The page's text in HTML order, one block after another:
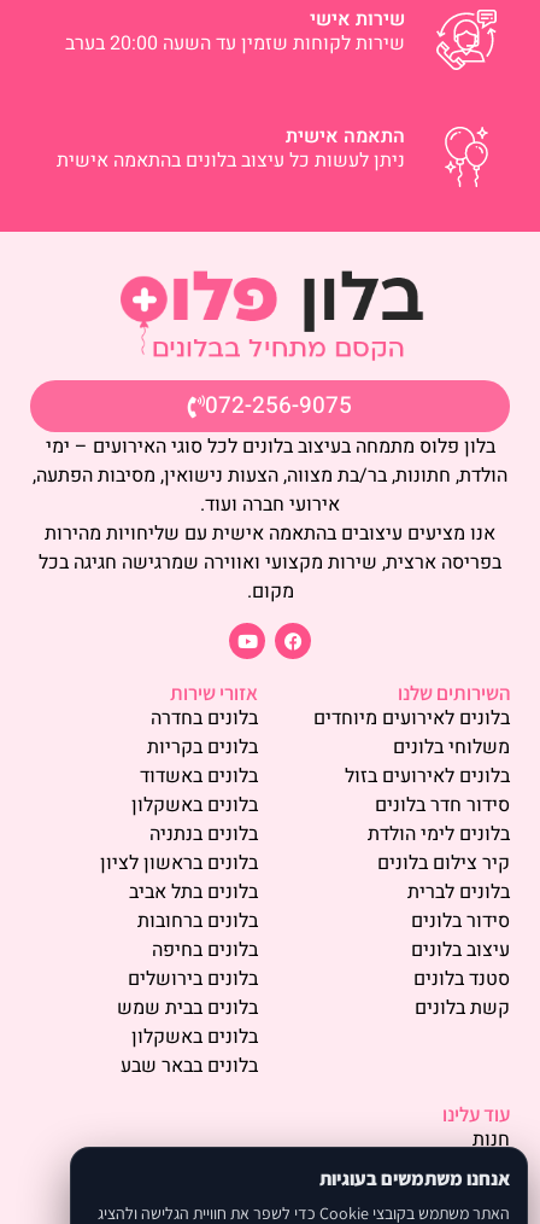
שירות אישי
שירות לקוחות שזמין עד השעה 20:00 בערב
התאמה אישית
ניתן לעשות כל עיצוב בלונים בהתאמה אישית
072-256-9075
בלון פלוס מתמחה בעיצוב בלונים לכל סוגי האירועים – ימי
הולדת, חתונות, בר/בת מצווה, הצעות נישואין, מסיבות הפתעה,
אירועי חברה ועוד.
אנו מציעים עיצובים בהתאמה אישית עם שליחויות מהירות
בפריסה ארצית, שירות מקצועי ואווירה שמרגישה חגיגה בכל
מקום.
השירותים שלנו
בלונים לאירועים מיוחדים
משלוחי בלונים
בלונים לאירועים בזול
סידור חדר בלונים
בלונים לימי הולדת
קיר צילום בלונים
בלונים לברית
סידור בלונים
עיצוב בלונים
סטנד בלונים
קשת בלונים
אזורי שירות
בלונים בחדרה
בלונים בקריות
בלונים באשדוד
בלונים באשקלון
בלונים בנתניה
בלונים בראשון לציון
בלונים בתל אביב
בלונים ברחובות
בלונים בחיפה
בלונים בירושלים
בלונים בבית שמש
בלונים באשקלון
בלונים בבאר שבע
עוד עלינו
חנות
פרסמו אצלנו
אנחנו משתמשים בעוגיות
האתר משתמש בקובצי Cookie כדי לשפר את חוויית הגלישה ולהציג